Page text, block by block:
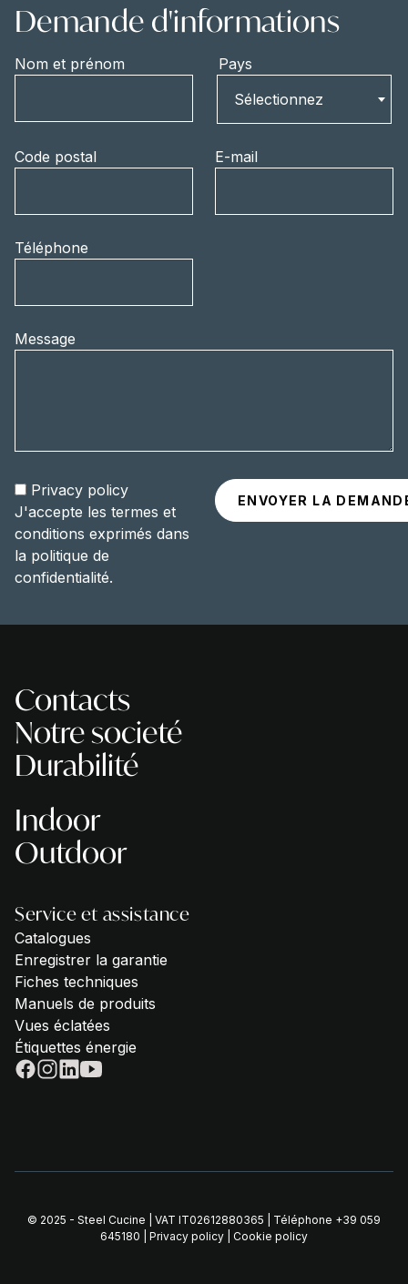
Demande d'informations
Nom et prénom
Pays
Sélectionnez
Code postal E-mail
Téléphone
Message
Privacy policy
J'accepte les termes et
conditions exprimés dans
la politique de
confidentialité.
Contacts
Notre societé
Durabilité
Indoor
Outdoor
Service et assistance
Catalogues
Enregistrer la garantie
Fiches techniques
Manuels de produits
Vues éclatées
Étiquettes énergie
© 2025 - Steel Cucine | VAT IT02612880365 | Téléphone +39 059
645180
Privacy policy Cookie policy